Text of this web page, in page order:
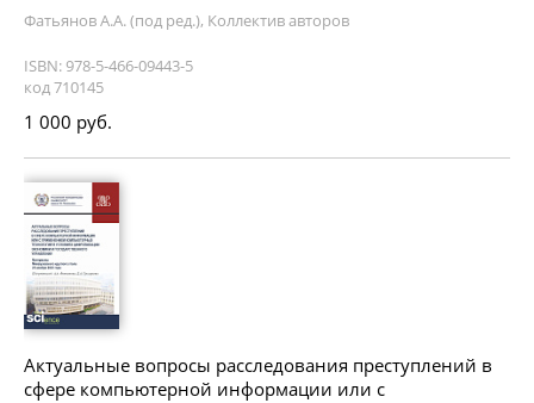
Фатьянов А.А. (под ред.), Коллектив авторов
ISBN: 978-5-466-09443-5
код 710145
1 000 руб.
Актуальные вопросы расследования преступлений в
сфере компьютерной информации или с